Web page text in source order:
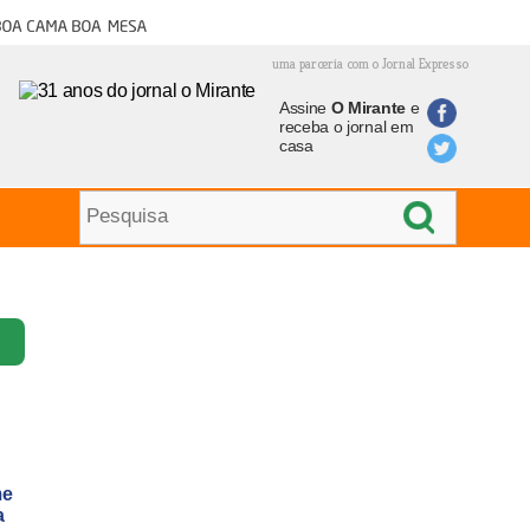
cama boa mesa
uma parceria com o Jornal Expresso
Assine O Mirantee
receba o jornal em
casa